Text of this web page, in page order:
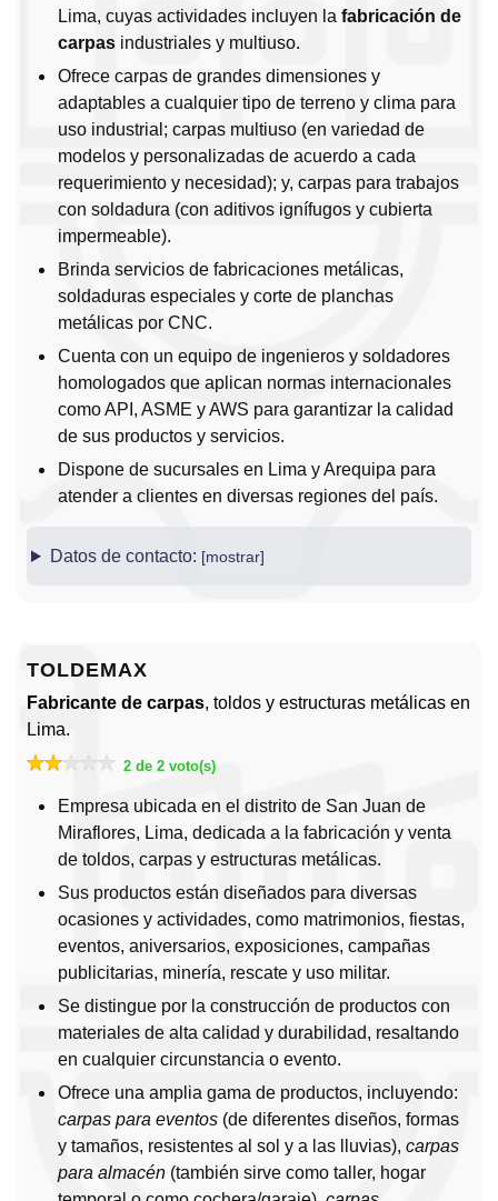
Lima, cuyas actividades incluyen la fabricación de
carpas industriales y multiuso.
Ofrece carpas de grandes dimensiones y
adaptables a cualquier tipo de terreno y clima para
uso industrial; carpas multiuso (en variedad de
modelos y personalizadas de acuerdo a cada
requerimiento y necesidad); y, carpas para trabajos
con soldadura (con aditivos ignífugos y cubierta
impermeable).
Brinda servicios de fabricaciones metálicas,
soldaduras especiales y corte de planchas
metálicas por CNC.
Cuenta con un equipo de ingenieros y soldadores
homologados que aplican normas internacionales
como API, ASME y AWS para garantizar la calidad
de sus productos y servicios.
Dispone de sucursales en Lima y Arequipa para
atender a clientes en diversas regiones del país.
Datos de contacto:
TOLDEMAX
Fabricante de carpas, toldos y estructuras metálicas en
Lima.
2 de 2 voto(s)
Empresa ubicada en el distrito de San Juan de
Miraflores, Lima, dedicada a la fabricación y venta
de toldos, carpas y estructuras metálicas.
Sus productos están diseñados para diversas
ocasiones y actividades, como matrimonios, fiestas,
eventos, aniversarios, exposiciones, campañas
publicitarias, minería, rescate y uso militar.
Se distingue por la construcción de productos con
materiales de alta calidad y durabilidad, resaltando
en cualquier circunstancia o evento.
Ofrece una amplia gama de productos, incluyendo:
carpas para eventos (de diferentes diseños, formas
y tamaños, resistentes al sol y a las lluvias), carpas
para almacén (también sirve como taller, hogar